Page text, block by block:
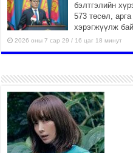
бэлтгэлийн
573 төсөл,
хэрэгжүүлж
2026 оны 7 сар 29 / 16 цаг 18 минут
зардлыг
болов
2026 оны 7 сар 29 / 14 цаг 36 минут
435 борлуулалтын цэгээр 280,000
коксон түлшийг айл, өрхүүдэд
2026 оны 7 сар 29 / 14 цаг 30 минут